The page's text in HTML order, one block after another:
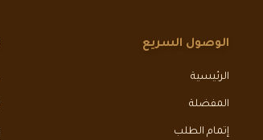
الوصول السريع
الرئيسية
المفضلة
إتمام الطلب